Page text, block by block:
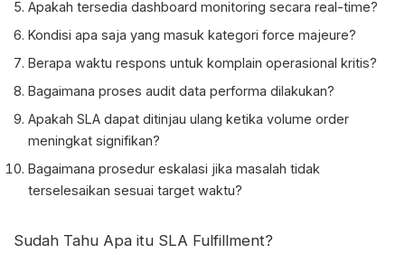
Apakah tersedia dashboard monitoring secara real-time?
Kondisi apa saja yang masuk kategori force majeure?
Berapa waktu respons untuk komplain operasional kritis?
Bagaimana proses audit data performa dilakukan?
Apakah SLA dapat ditinjau ulang ketika volume order
meningkat signifikan?
Bagaimana prosedur eskalasi jika masalah tidak
terselesaikan sesuai target waktu?
Sudah Tahu Apa itu SLA Fulfillment?